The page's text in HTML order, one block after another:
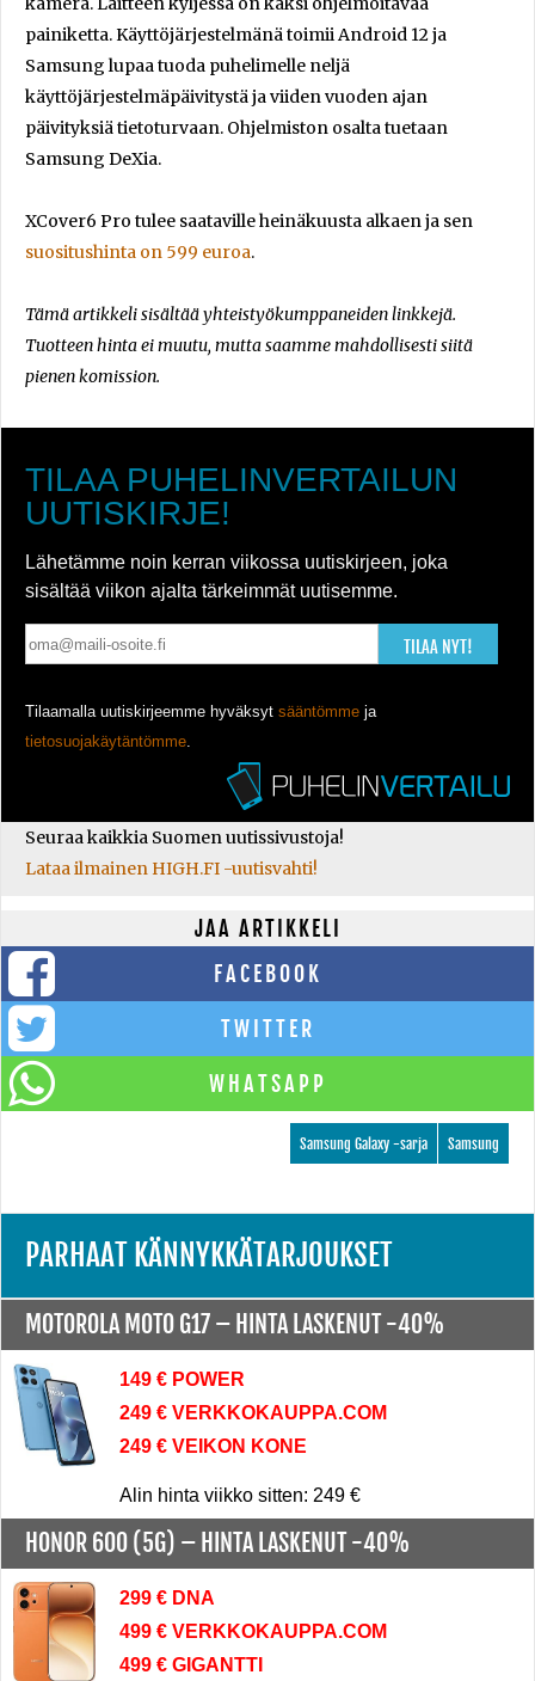
painiketta. Käyttöjärjestelmänä toimii Android 12 ja
Samsung lupaa tuoda puhelimelle neljä
käyttöjärjestelmäpäivitystä ja viiden vuoden ajan
päivityksiä tietoturvaan. Ohjelmiston osalta tuetaan
Samsung DeXia.
XCover6 Pro tulee saataville heinäkuusta alkaen ja sen
suositushinta on 599 euroa.
Tämä artikkeli sisältää yhteistyökumppaneiden linkkejä.
Tuotteen hinta ei muutu, mutta saamme mahdollisesti siitä
pienen komission.
TILAA PUHELINVERTAILUN
UUTISKIRJE!
Lähetämme noin kerran viikossa uutiskirjeen, joka
sisältää viikon ajalta tärkeimmät uutisemme.
TILAA NYT!
Tilaamalla uutiskirjeemme hyväksyt sääntömme ja
tietosuojakäytäntömme.
Seuraa kaikkia Suomen uutissivustoja!
Lataa ilmainen HIGH.FI -uutisvahti!
JAA ARTIKKELI
FACEBOOK
TWITTER
WHATSAPP
Samsung
Samsung Galaxy -sarja
PARHAAT KÄNNYKKÄTARJOUKSET
MOTOROLA MOTO G17 – HINTA LASKENUT -40%
149 € POWER
249 € VERKKOKAUPPA.COM
249 € VEIKON KONE
Alin hinta viikko sitten: 249 €
HONOR 600 (5G) – HINTA LASKENUT -40%
299 € DNA
499 € VERKKOKAUPPA.COM
499 € GIGANTTI